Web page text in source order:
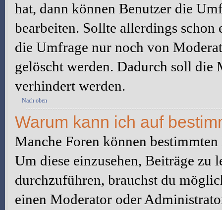
hat, dann können Benutzer die
bearbeiten. Sollte allerdings schon
die Umfrage nur noch von
gelöscht werden. Dadurch soll
verhindert werden.
Nach oben
Warum kann ich auf
Manche Foren können
Um diese einzusehen, Beiträge zu
durchzuführen, brauchst du
einen Moderator oder